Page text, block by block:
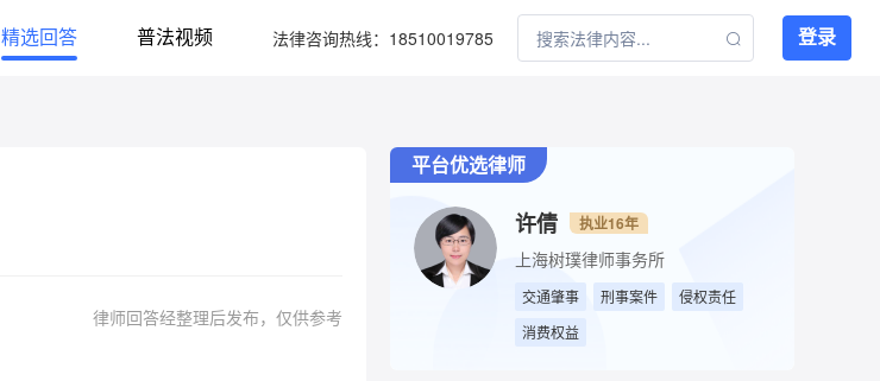
精选回答 普法视频 法律咨询热线：18510019785 登录
律师回答经整理后发布，仅供参考
平台优选律师
许倩 执业16年
上海树璞律师事务所
交通肇事 刑事案件
侵权责任
消费权益